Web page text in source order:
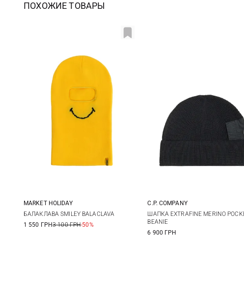
ПОХОЖИЕ ТОВАРЫ
One size
MARKET HOLIDAY
БАЛАКЛАВА SMILEY BALACLAVA
1 550 ГРН3 100 ГРН-50%
One size
C.P. COMPANY
ШАПКА EXTRAFINE MERINO
BEANIE
6 900 ГРН